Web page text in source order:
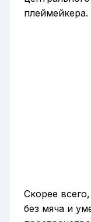
плеймейкера.
Скорее
без мяча и